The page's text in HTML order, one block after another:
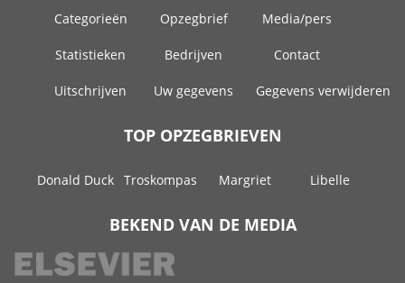
Categorieën Opzegbrief Media/pers
Statistieken Bedrijven Contact
Uitschrijven Uw gegevens Gegevens verwijderen
TOP OPZEGBRIEVEN
Donald Duck Troskompas Margriet Libelle
BEKEND VAN DE MEDIA